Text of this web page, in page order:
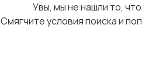
Увы, мы не нашли то,
Смягчите условия поиска и